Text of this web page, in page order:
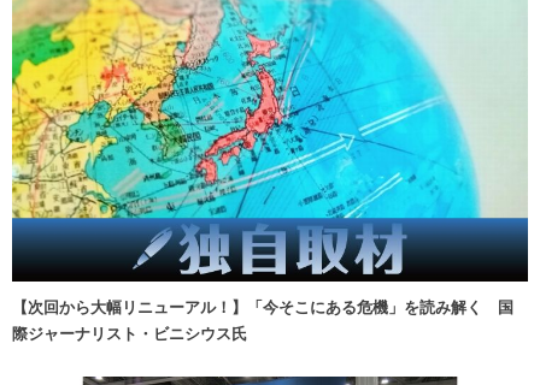
【次回から大幅リニューアル！】「今そこにある危機」を読み解く 国
際ジャーナリスト・ビニシウス氏